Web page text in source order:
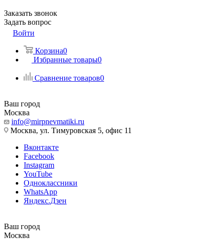
Заказать звонок
Задать вопрос
Войти
Корзина0
Избранные товары0
Сравнение товаров0
Ваш город
Москва
info@mirpnevmatiki.ru
Москва, ул. Тимуровская 5, офис 11
Вконтакте
Facebook
Instagram
YouTube
Одноклассники
WhatsApp
Яндекс.Дзен
Ваш город
Москва